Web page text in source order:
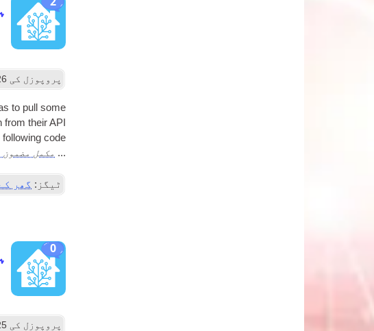
پروپوزل کی
to pull some
from their API کے
fol­low­ing code
... مکمل مضمون
ٹیگز: گھر
0
پروپوزل کی